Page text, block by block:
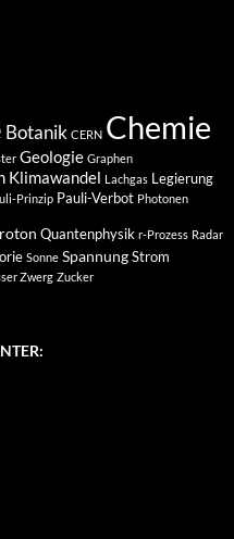
Botanik CERN Chemie
Geologie Graphen
Klimawandel Lachgas Legierung
Prinzip Pauli-Verbot Photonen
Quantenphysik r-Prozess Radar
Sonne Spannung Strom
Zwerg Zucker